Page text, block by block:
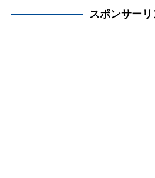
スポンサーリ